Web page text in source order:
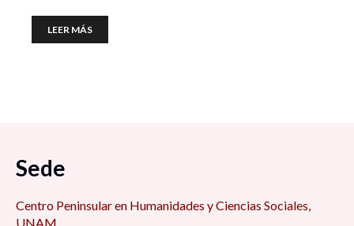
LEER MÁS
Sede
Centro Peninsular en Humanidades y Ciencias Sociales,
UNAM